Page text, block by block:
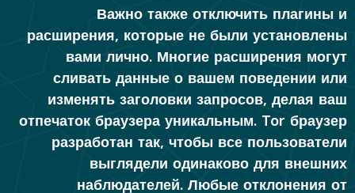
Важно также отключить плагины и
расширения, которые не были установлены
вами лично. Многие расширения могут
сливать данные о вашем поведении или
изменять заголовки запросов, делая ваш
отпечаток браузера уникальным. Tor браузер
разработан так, чтобы все пользователи
выглядели одинаково для внешних
наблюдателей. Любые отклонения от